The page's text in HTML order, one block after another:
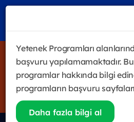
4 haftalık satış odaklı eğitim &
Sales Leader Academy başladı!
için kayıtlar devam ediyor.
Yetenek Programları
başvuru yapılamamaktadır.
programlar hakkında bilgi
programların başvuru
Daha fazla bilgi al